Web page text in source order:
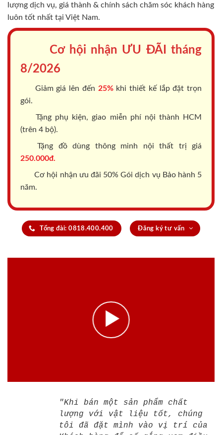
lượng dịch vụ, giá thành & chính sách chăm sóc khách hàng
luôn tốt nhất tại Việt Nam.
Cơ hội nhận ƯU ĐÃI tháng
8/2026
Giảm giá lên đến 25%khi thiết kế lắp đặt trọn
gói.
Tặng phụ kiện, giao miễn phí nội thành HCM
(trên 4 bộ).
Tặng đồ dùng thông minh nội thất trị giá
250.000đ.
Cơ hội nhận ưu đãi 50% Gói dịch vụ Bảo hành 5
năm.
Tổng đài: 0818.400.400 Đăng ký tư vấn
"Khi bán một sản phẩm chất
lượng với vật liệu tốt, chúng
tôi đã đặt mình vào vị trí của